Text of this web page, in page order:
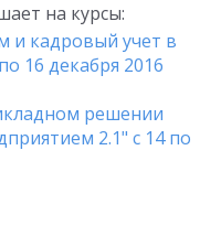
на курсы:
и кадровый учет в
16 декабря 2016
решении
2.1" с 14 по